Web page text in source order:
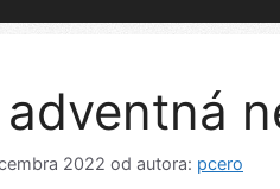
2022 od autora: pcero